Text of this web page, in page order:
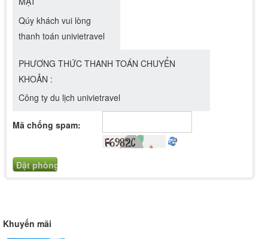
Qúy khách vui lòng
thanh toán univietravel
PHƯƠNG THỨC THANH TOÁN CHUYỂN
KHOẢN :
Công ty du lịch univietravel
Mã chống spam:
Khuyến mãi